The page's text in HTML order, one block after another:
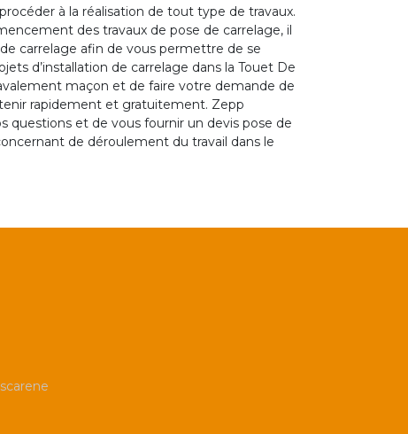
à la réalisation de tout type de travaux.
des travaux de pose de carrelage, il
carrelage afin de vous permettre de se
d’installation de carrelage dans la Touet De
maçon et de faire votre demande de
rapidement et gratuitement. Zepp
questions et de vous fournir un devis pose de
de déroulement du travail dans le